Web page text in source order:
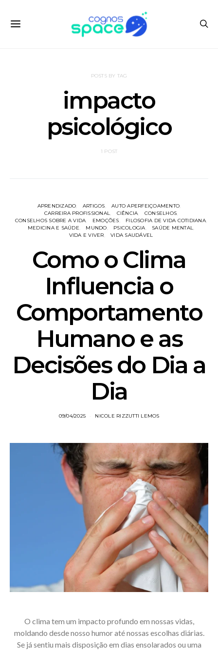
POSTS BY TAG
impacto
psicológico
1 POST
APRENDIZADO ARTIGOS
AUTO APERFEIÇOAMENTO
CARREIRA PROFISSIONAL
CIÊNCIA
CONSELHOS
CONSELHOS SOBRE A VIDA
EMOÇÕES
FILOSOFIA DE VIDA COTIDIANA
MEDICINA E SAÚDE
MUNDO PSICOLOGIA
SAÚDE MENTAL
VIDA E VIVER
VIDA SAUDÁVEL
Como o Clima
Influencia o
Comportamento
Humano e as
Decisões do Dia a
Dia
09/04/2025 NICOLE RIZZUTTI LEMOS
O clima tem um impacto profundo em nossas vidas,
moldando desde nosso humor até nossas escolhas diárias.
Se já sentiu mais disposição em dias ensolarados ou uma